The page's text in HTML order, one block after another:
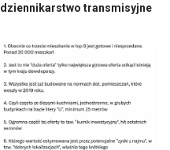
dziennikarstwo transmisyjne